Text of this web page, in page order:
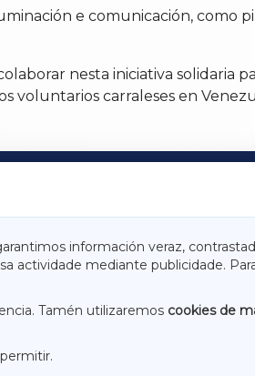
e comunicación, como
nesta iniciativa solidaria
voluntarios carraleses en
información veraz,
actividade mediante publicidade.
Tamén utilizaremos cookies de
TERRACHAXA
ACORUÑAXA